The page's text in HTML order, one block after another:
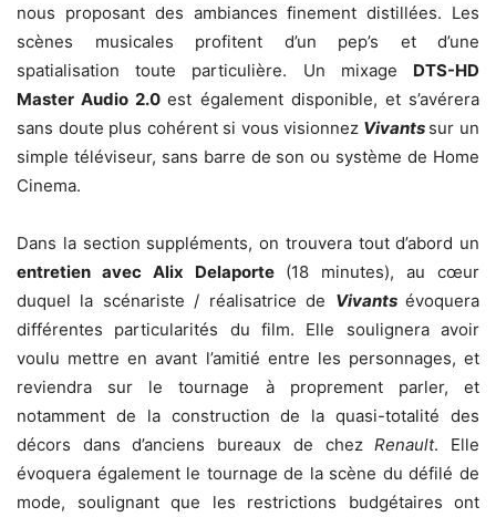
nous proposant des ambiances finement distillées. Les
scènes musicales profitent d’un pep’s et d’une
spatialisation toute particulière. Un mixage DTS-HD
Master Audio 2.0est également disponible, et s’avérera
sans doute plus cohérent si vous visionnez Vivants sur un
simple téléviseur, sans barre de son ou système de Home
Cinema.
Dans la section suppléments, on trouvera tout d’abord un
entretien avec Alix Delaporte(18 minutes), au cœur
duquel la scénariste / réalisatrice de Vivantsévoquera
différentes particularités du film. Elle soulignera avoir
voulu mettre en avant l’amitié entre les personnages, et
reviendra sur le tournage à proprement parler, et
notamment de la construction de la quasi-totalité des
décors dans d’anciens bureaux de chezRenault. Elle
évoquera également le tournage de la scène du défilé de
mode, soulignant que les restrictions budgétaires ont